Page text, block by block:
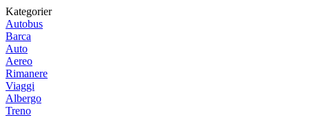
Kategorier
Autobus
Barca
Auto
Aereo
Rimanere
Viaggi
Albergo
Treno